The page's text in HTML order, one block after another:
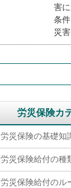
害に
条
災
労災保険カ
労災保険の基礎知
労災保険給付の種
労災保険給付のル